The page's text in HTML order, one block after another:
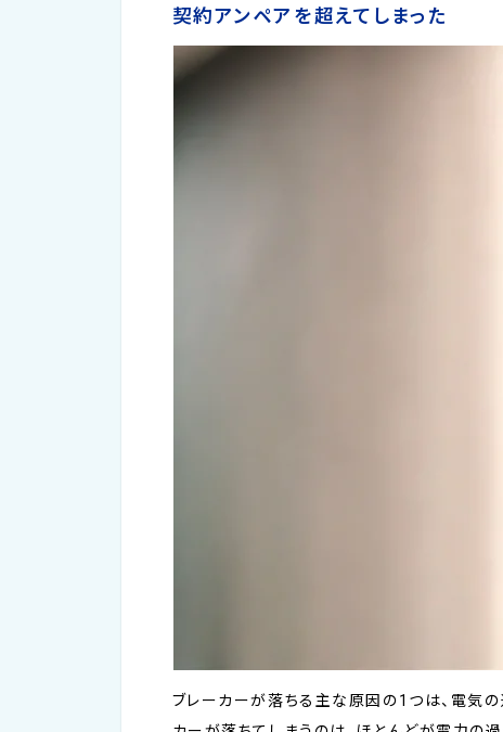
契約アンペアを超えてしまった
ブレーカーが落ちる主な原因の1つは、電気